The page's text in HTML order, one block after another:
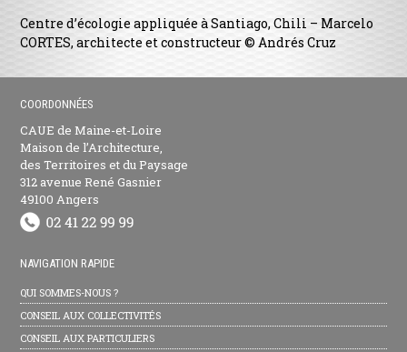
Centre d’écologie appliquée à Santiago, Chili – Marcelo
CORTES, architecte et constructeur © Andrés Cruz
COORDONNÉES
CAUE de Maine-et-Loire
Maison de l’Architecture,
des Territoires et du Paysage
312 avenue René Gasnier
49100 Angers
NAVIGATION RAPIDE
QUI SOMMES-NOUS ?
CONSEIL AUX COLLECTIVITÉS
CONSEIL AUX PARTICULIERS